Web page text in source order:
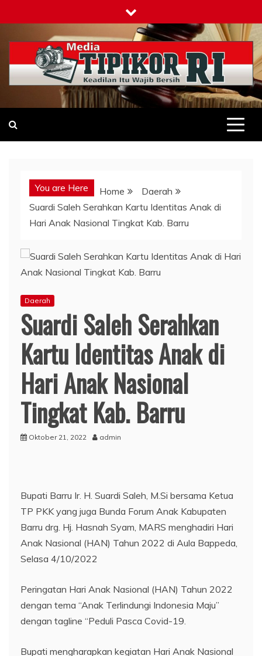
to
content
Tipikor-ri-online.my.id
Keadilan Itu Wajib Bersih
You are Here Home
Daerah
Suardi Saleh Serahkan Kartu Identitas Anak di
Hari Anak Nasional Tingkat Kab. Barru
Daerah
Suardi Saleh Serahkan
Kartu Identitas Anak di
Hari Anak Nasional
Tingkat Kab. Barru
Oktober 21, 2022 admin
Bupati Barru Ir. H. Suardi Saleh, M.Si bersama Ketua
TP PKK yang juga Bunda Forum Anak Kabupaten
Barru drg. Hj. Hasnah Syam, MARS menghadiri Hari
Anak Nasional (HAN) Tahun 2022 di Aula Bappeda,
Selasa 4/10/2022
Peringatan Hari Anak Nasional (HAN) Tahun 2022
dengan tema “Anak Terlindungi Indonesia Maju”
dengan tagline “Peduli Pasca Covid-19.
Bupati mengharapkan kegiatan Hari Anak Nasional